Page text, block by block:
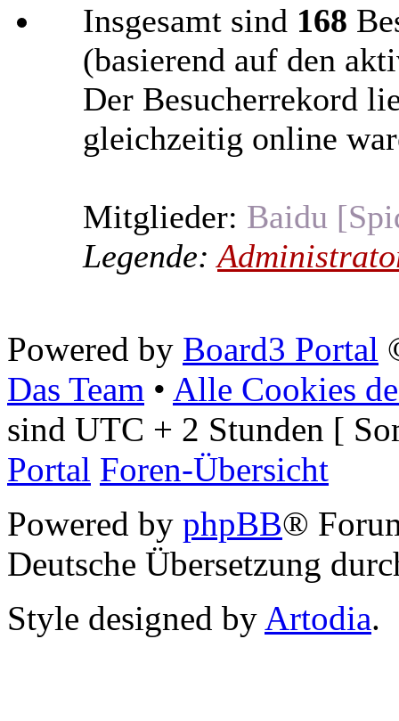
Insgesamt sind 168
(basierend auf den
Der Besucherrekord
gleichzeitig online
Mitglieder: Baidu
Legende:
Powered by Board3 Portal
Das Team • Alle Cookies
sind UTC + 2 Stunden [
Portal Foren-Übersicht
Powered by phpBB®
Deutsche Übersetzung
Style designed by Artodia.